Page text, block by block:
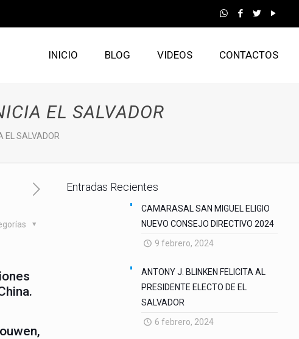
INICIO BLOG VIDEOS CONTACTOS
EL SALVADOR
EL SALVADOR
Entradas Recientes
CAMARASAL SAN MIGUEL ELIGIO
NUEVO CONSEJO DIRECTIVO 2024
9 febrero, 2024
ANTONY J. BLINKEN FELICITA AL
PRESIDENTE ELECTO DE EL
SALVADOR
6 febrero, 2024